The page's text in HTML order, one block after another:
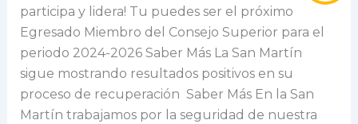
participa y lidera! Tu puedes ser el próximo
Egresado Miembro del Consejo Superior para el
periodo 2024-2026 Saber Más La San Martín
sigue mostrando resultados positivos en su
proceso de recuperación Saber Más En la San
Martín trabajamos por la seguridad de nuestra